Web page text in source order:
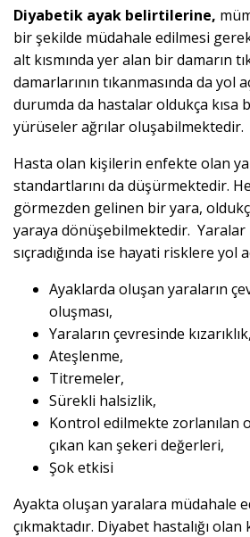
Diyabetik ayak belirtilerine,
bir şekilde müdahale edilmesi
alt kısmında yer alan bir damarın
damarlarının tıkanmasında da yol
durumda da hastalar oldukça kısa
yürüseler ağrılar oluşabilmektedir.
Hasta olan kişilerin enfekte olan
standartlarını da düşürmektedir.
görmezden gelinen bir yara,
yaraya dönüşebilmektedir. Yaralar
sıçradığında ise hayati risklere yol
Ayaklarda oluşan yaraların
oluşması,
Yaraların çevresinde kızarıklık,
Ateşlenme,
Titremeler,
Sürekli halsizlik,
Kontrol edilmekte zorlanılan
çıkan kan şekeri değerleri,
Şok etkisi
Ayakta oluşan yaralara müdahale
çıkmaktadır. Diyabet hastalığı